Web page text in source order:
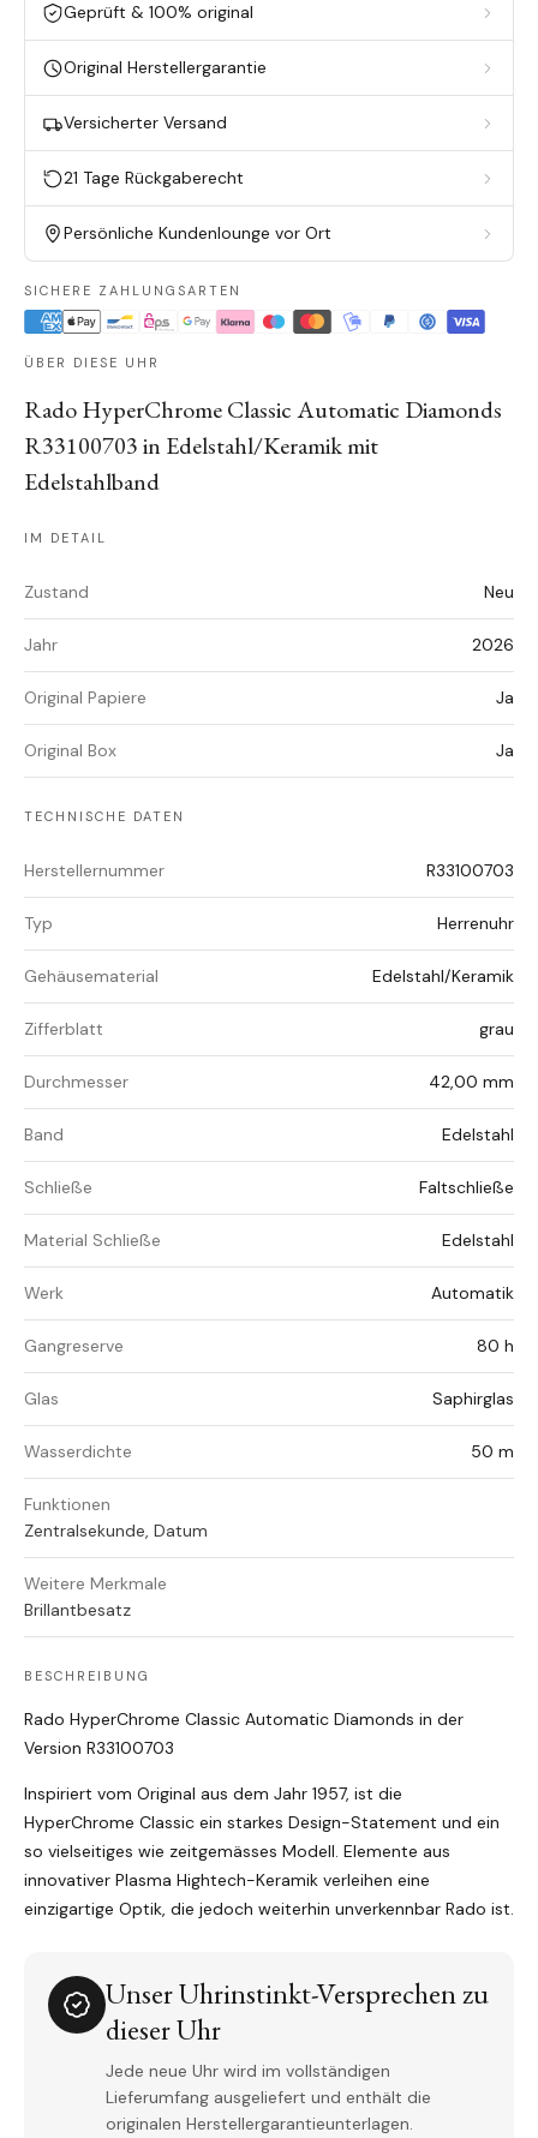
Geprüft & 100% original
Original Herstellergarantie
Versicherter Versand
21 Tage Rückgaberecht
Persönliche Kundenlounge vor Ort
SICHERE ZAHLUNGSARTEN
ÜBER DIESE UHR
Rado HyperChrome Classic Automatic Diamonds
R33100703 in Edelstahl/Keramik mit
Edelstahlband
IM DETAIL
Zustand Neu
Jahr 2026
Original Papiere Ja
Original Box Ja
TECHNISCHE DATEN
Herstellernummer R33100703
Typ Herrenuhr
Gehäusematerial Edelstahl/Keramik
Zifferblatt grau
Durchmesser 42,00 mm
Band Edelstahl
Schließe Faltschließe
Material Schließe Edelstahl
Werk Automatik
Gangreserve 80 h
Glas Saphirglas
Wasserdichte 50 m
Funktionen
Zentralsekunde, Datum
Weitere Merkmale
Brillantbesatz
BESCHREIBUNG
Rado HyperChrome Classic Automatic Diamonds in der
Version R33100703
Inspiriert vom Original aus dem Jahr 1957, ist die
HyperChrome Classic ein starkes Design-Statement und ein
so vielseitiges wie zeitgemässes Modell. Elemente aus
innovativer Plasma Hightech-Keramik verleihen eine
einzigartige Optik, die jedoch weiterhin unverkennbar Rado ist.
Unser Uhrinstinkt-Versprechen zu
dieser Uhr
Jede neue Uhr wird im vollständigen
Lieferumfang ausgeliefert und enthält die
originalen Herstellergarantieunterlagen.